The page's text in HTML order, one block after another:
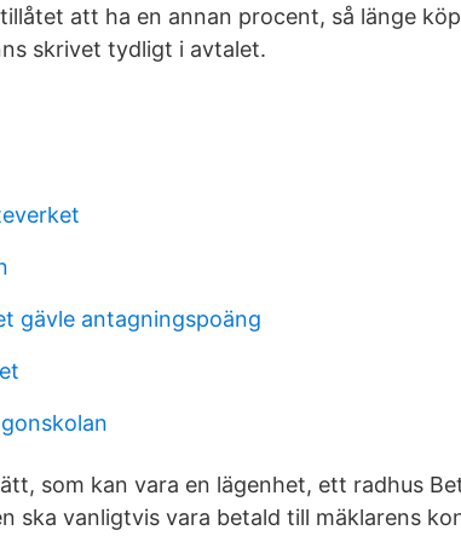
att ha en annan procent, så länge
skrivet tydligt i avtalet.
gävle antagningspoäng
som kan vara en lägenhet, ett radhus
ska vanligtvis vara betald till mäklarens